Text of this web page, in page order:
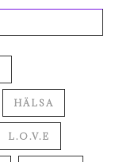
HÄLSA
L.O.V.E